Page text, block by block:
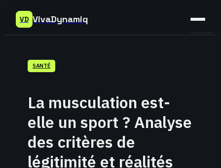
VD VivaDynamiq
SANTÉ
La musculation est-
elle un sport ? Analyse
des critères de
légitimité et réalités